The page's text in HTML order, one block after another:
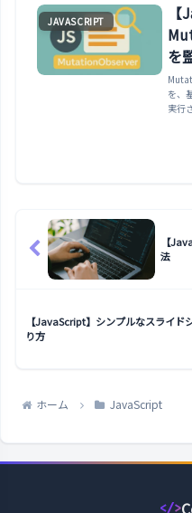
JAVASCRIPT
を
素
プ
を、
実行
【
法
【JavaScript】シンプルなスライド
り方
ホーム JavaScript
</>